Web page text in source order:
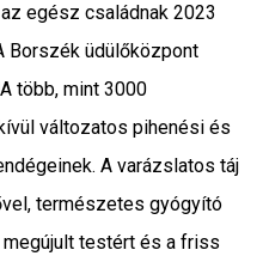
egész családnak 2023
Borszék üdülőközpont
több, mint 3000
változatos pihenési és
A varázslatos táj
természetes gyógyító
testért és a friss